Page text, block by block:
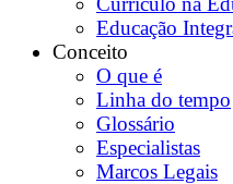
Educação
Conceito
O que é
Linha do tempo
Glossário
Especialistas
Marcos Legais